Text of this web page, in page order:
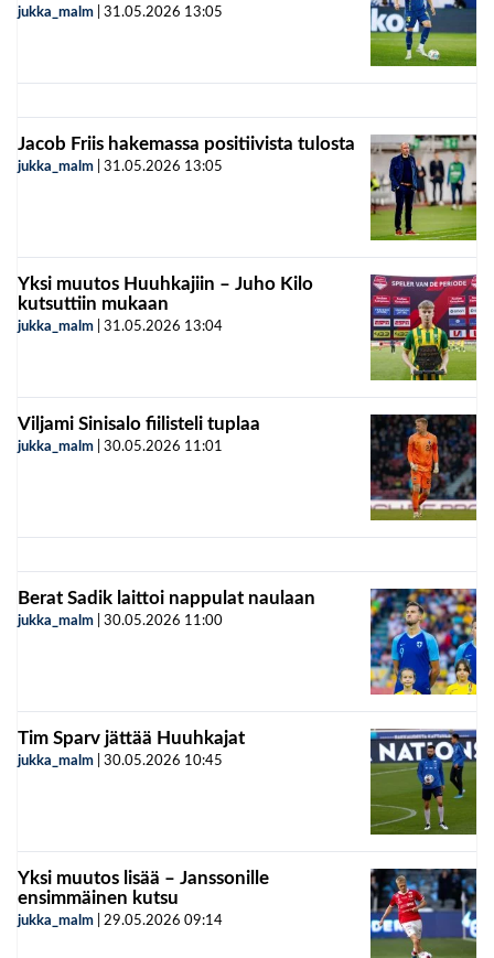
jukka_malm 31.05.2026 13:05
Jacob Friis hakemassa positiivista tulosta
jukka_malm 31.05.2026 13:05
Yksi muutos Huuhkajiin – Juho Kilo
kutsuttiin mukaan
jukka_malm 31.05.2026 13:04
Viljami Sinisalo fiilisteli tuplaa
jukka_malm 30.05.2026 11:01
Berat Sadik laittoi nappulat naulaan
jukka_malm 30.05.2026 11:00
Tim Sparv jättää Huuhkajat
jukka_malm 30.05.2026 10:45
Yksi muutos lisää – Janssonille
ensimmäinen kutsu
jukka_malm 29.05.2026 09:14